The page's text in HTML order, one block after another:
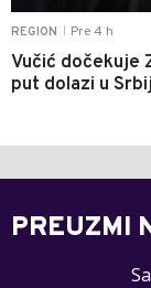
REGION Pre 4 h
Vučić dočekuje
put dolazi u
PREUZMI